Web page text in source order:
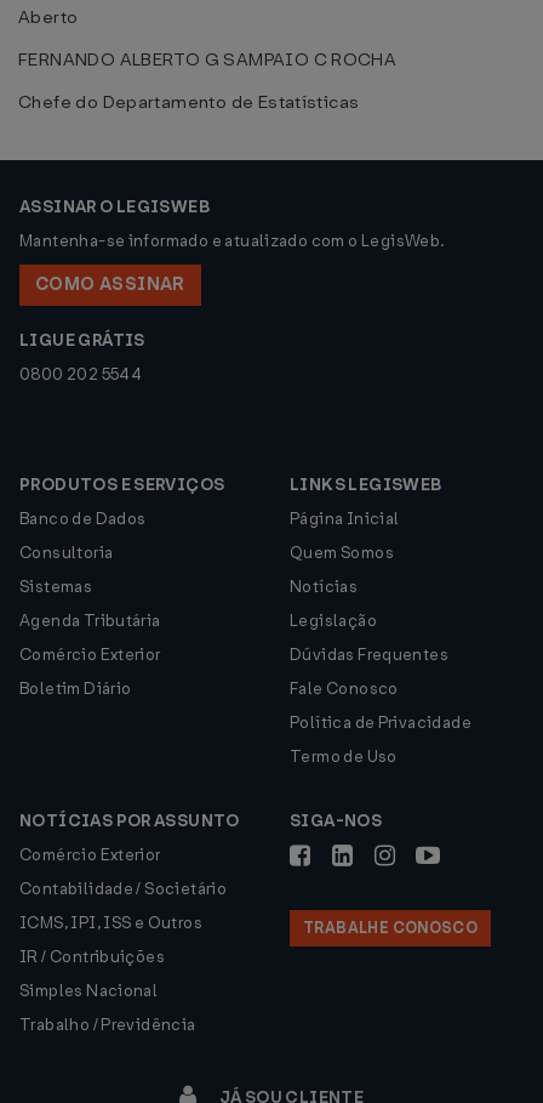
Aberto
FERNANDO ALBERTO G SAMPAIO C ROCHA
Chefe do Departamento de Estatísticas
ASSINAR O LEGISWEB
Mantenha-se informado e atualizado com o LegisWeb.
COMO ASSINAR
LIGUE GRÁTIS
0800 202 5544
PRODUTOS E SERVIÇOS
Banco de Dados
Consultoria
Sistemas
Agenda Tributária
Comércio Exterior
Boletim Diário
LINKS LEGISWEB
Página Inicial
Quem Somos
Notícias
Legislação
Dúvidas Frequentes
Fale Conosco
Política de Privacidade
Termo de Uso
NOTÍCIAS POR ASSUNTO
Comércio Exterior
Contabilidade / Societário
ICMS, IPI, ISS e Outros
IR / Contribuições
Simples Nacional
Trabalho / Previdência
SIGA-NOS
TRABALHE CONOSCO
JÁ SOU CLIENTE